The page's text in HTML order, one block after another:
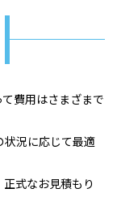
費用はさまざまで
状況に応じて最適
式なお見積もり